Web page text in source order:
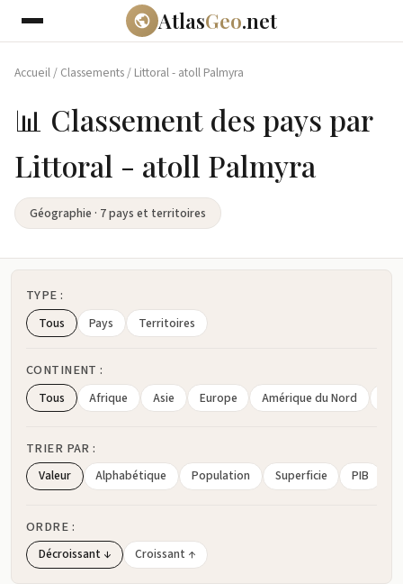
AtlasGeo.net
Accueil/ Classements/ Littoral - atoll Palmyra
📊 Classement des pays par
Littoral - atoll Palmyra
Géographie · 7 pays et territoires
TYPE :
Tous Pays Territoires
CONTINENT :
Tous Afrique Asie Europe Amérique du Nord
TRIER PAR :
Valeur Alphabétique Population Superficie PIB
ORDRE :
Décroissant ↓ Croissant ↑